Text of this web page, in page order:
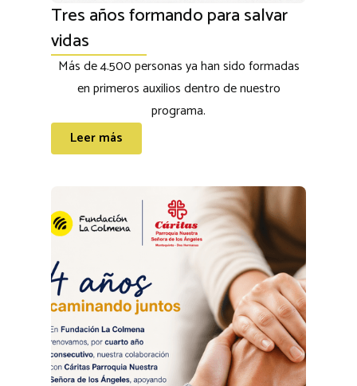
Tres años formando para salvar
vidas
Más de 4.500 personas ya han sido formadas
en primeros auxilios dentro de nuestro
programa.
Leer más